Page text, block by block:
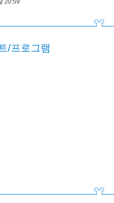
20:59
/프로그램